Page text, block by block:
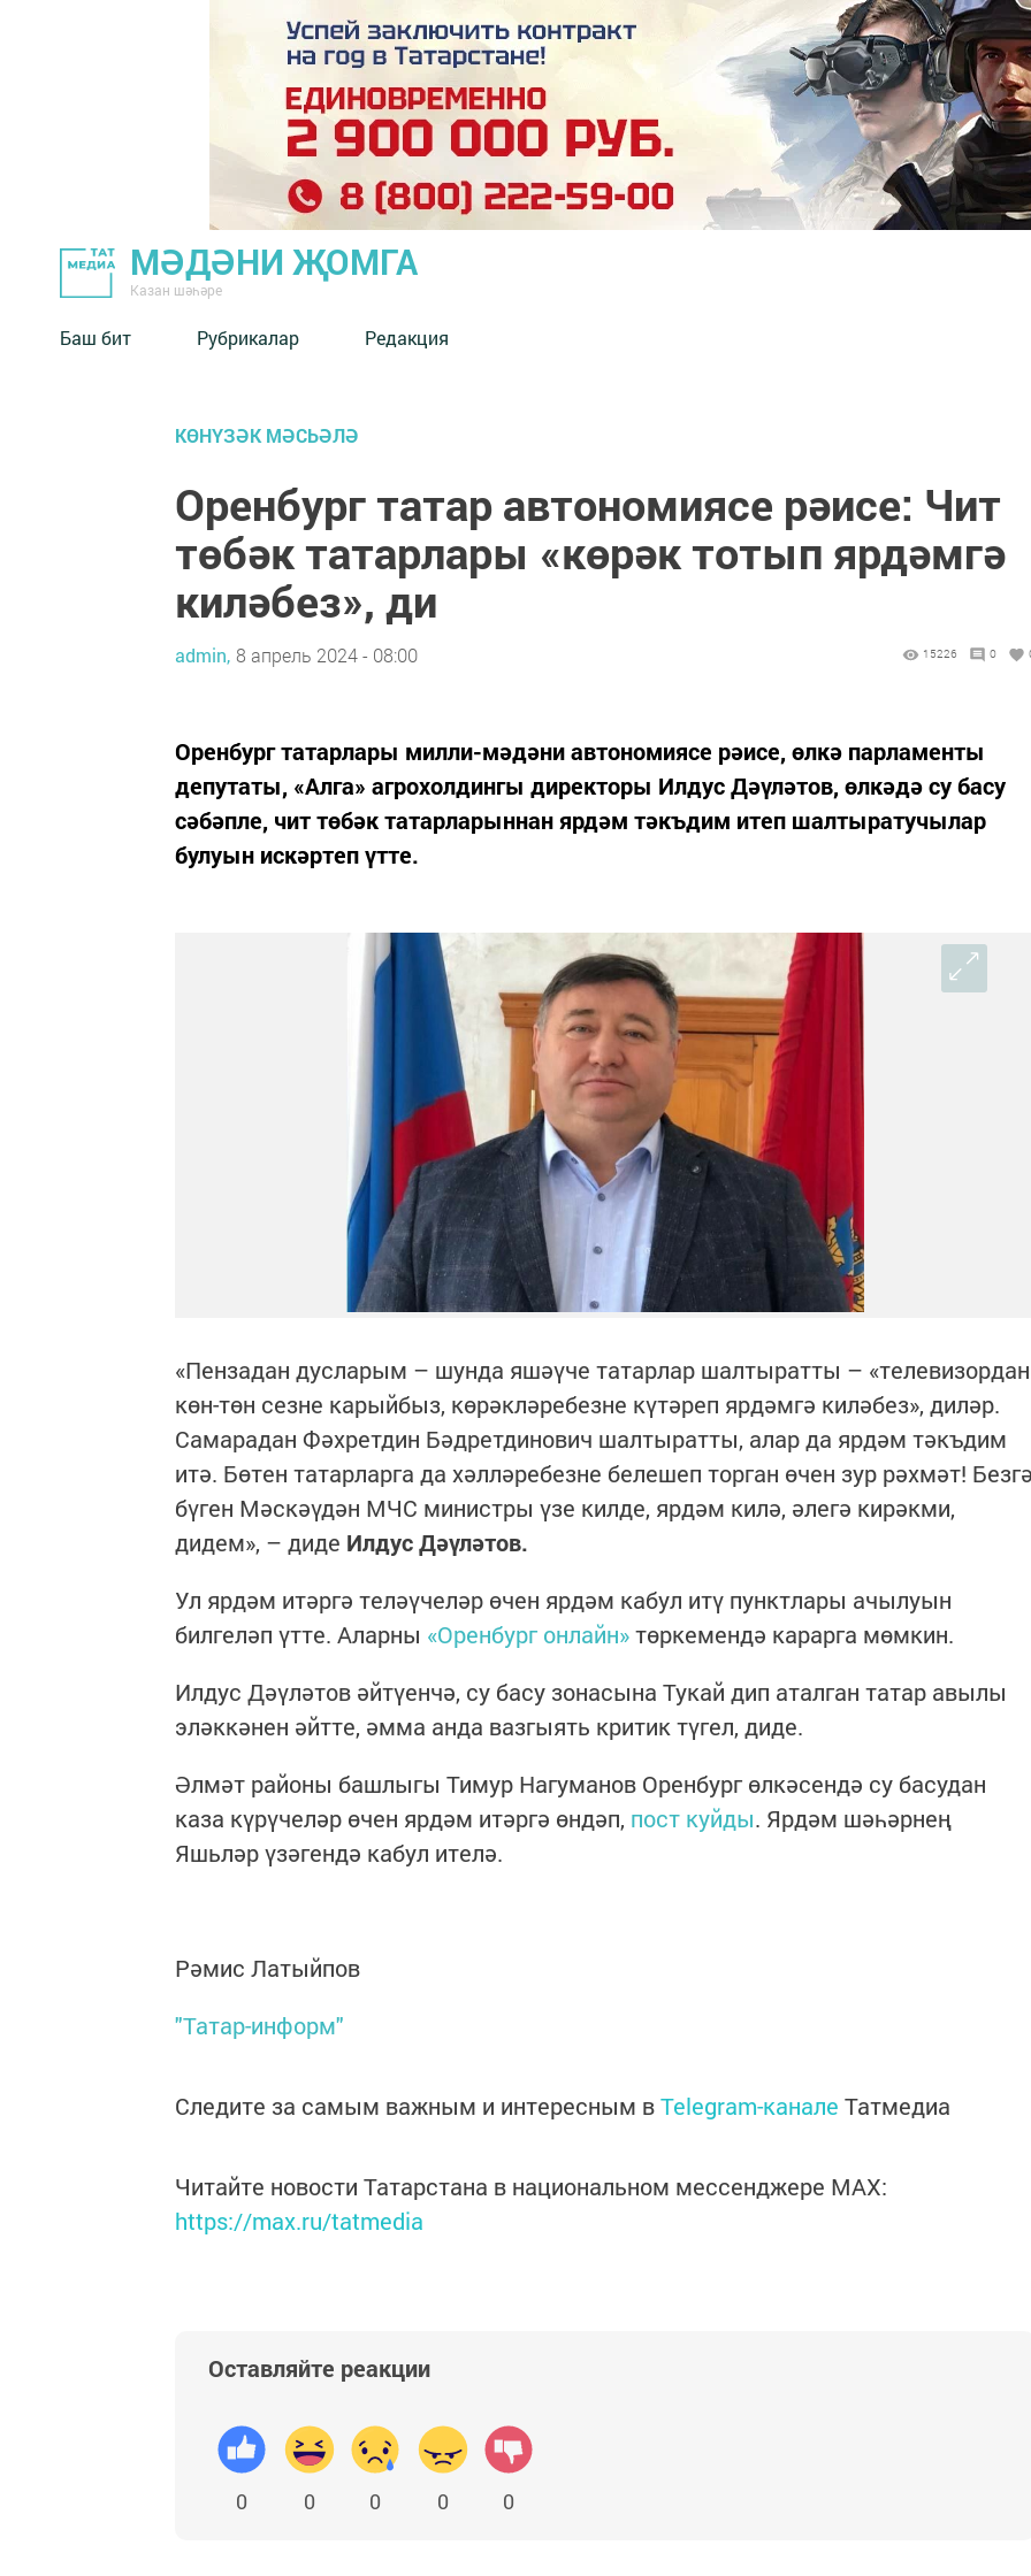
МӘДӘНИ ҖОМГА
Казан шәһәре
Баш бит Рубрикалар Редакция
КӨНҮЗӘК МӘСЬӘЛӘ
Оренбург татар автономиясе рәисе: Чит
төбәк татарлары «көрәк тотып ярдәмгә
киләбез», ди
admin, 8 апрель 2024 - 08:00 15226 0
Оренбург татарлары милли-мәдәни автономиясе рәисе, өлкә парламенты
депутаты, «Алга» агрохолдингы директоры Илдус Дәүләтов, өлкәдә су басу
сәбәпле, чит төбәк татарларыннан ярдәм тәкъдим итеп шалтыратучылар
булуын искәртеп үтте.
«Пензадан дусларым – шунда яшәүче татарлар шалтыратты – «телевизордан
көн-төн сезне карыйбыз, көрәкләребезне күтәреп ярдәмгә киләбез», диләр.
Самарадан Фәхретдин Бәдретдинович шалтыратты, алар да ярдәм тәкъдим
итә. Бөтен татарларга да хәлләребезне белешеп торган өчен зур рәхмәт!
бүген Мәскәүдән МЧС министры үзе килде, ярдәм килә, әлегә кирәкми,
дидем», – диде Илдус Дәүләтов.
Ул ярдәм итәргә теләүчеләр өчен ярдәм кабул итү пунктлары ачылуын
билгеләп үтте. Аларны «Оренбург онлайн»төркемендә карарга мөмкин.
Илдус Дәүләтов әйтүенчә, су басу зонасына Тукай дип аталган татар авылы
эләккәнен әйтте, әмма анда вазгыять критик түгел, диде.
Әлмәт районы башлыгы Тимур Нагуманов Оренбург өлкәсендә су басудан
каза күрүчеләр өчен ярдәм итәргә өндәп, пост куйды. Ярдәм шәһәрнең
Яшьләр үзәгендә кабул ителә.
Рәмис Латыйпов
"Татар-информ"
Следите за самым важным и интересным вTelegram-канале Татмедиа
Читайте новости Татарстана в национальном мессенджере MАХ:
https://max.ru/tatmedia
Оставляйте реакции
0 0 0 0 0